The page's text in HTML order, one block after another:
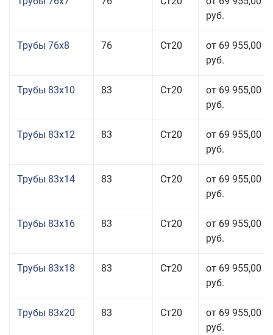
руб.
Трубы 76x8 76 Ст20
от 69 955,00
руб.
Трубы 83x10 83 Ст20
от 69 955,00
руб.
Трубы 83x12 83 Ст20
от 69 955,00
руб.
Трубы 83x14 83 Ст20
от 69 955,00
руб.
Трубы 83x16 83 Ст20
от 69 955,00
руб.
Трубы 83x18 83 Ст20
от 69 955,00
руб.
Трубы 83x20 83 Ст20
от 69 955,00
руб.